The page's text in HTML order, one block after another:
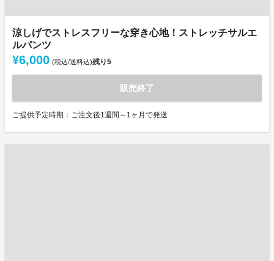
涼しげでストレスフリーな穿き心地！ストレッチサルエ
ルパンツ
¥6,000 (税込/送料込)残り5
販売終了
ご提供予定時期：ご注文後1週間～1ヶ月で発送